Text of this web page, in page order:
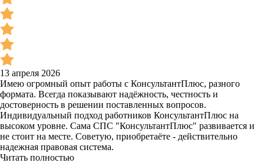
13 апреля 2026
Имею огромный опыт работы с КонсультантПлюс, разного
формата. Всегда показывают надёжность, честность и
достоверность в решении поставленных вопросов.
Индивидуальный подход работников КонсультантПлюс на
высоком уровне. Сама СПС "КонсультантПлюс" развивается и
не стоит на месте. Советую, приобретаёте - действительно
надежная правовая система.
Читать полностью